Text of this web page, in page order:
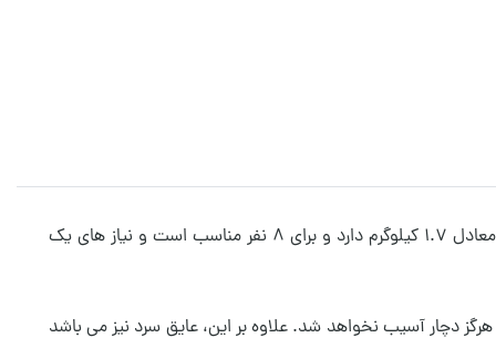
سرخ کن تفال مدل AH9608 از جمله سرخ کن های با کیفیت است که توسط برند نام آشنای تفال تولید شده است. این سرخ کن ظرفیتی معادل 1.7 کیلوگرم دارد و برای 8 نفر مناسب است و نیاز های یک
دچار آسیب نخواهد شد. علاوه بر این، عایق سرد نیز می باشد